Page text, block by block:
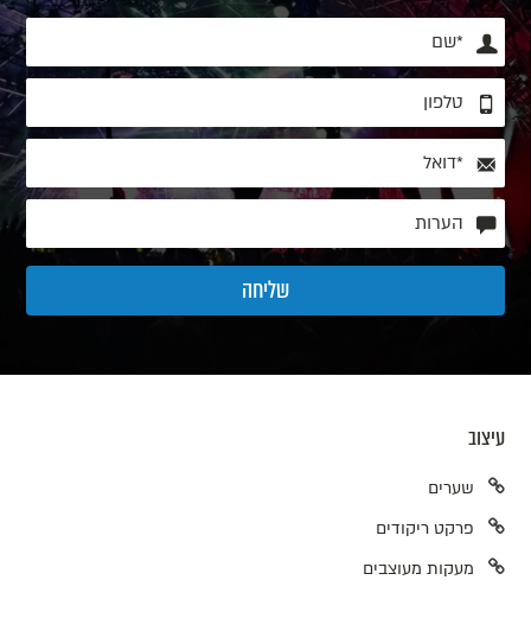
עיצוב
שערים
פרקט ריקודים
מעקות מעוצבים